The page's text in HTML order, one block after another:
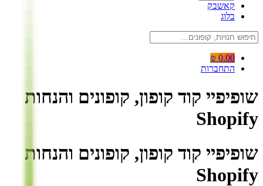
קאשבק
בלוג
0.00 ₪
התחברות
שופיפיי קוד קופון, קופונים והנחות
Shopify
שופיפיי קוד קופון, קופונים והנחות
Shopify